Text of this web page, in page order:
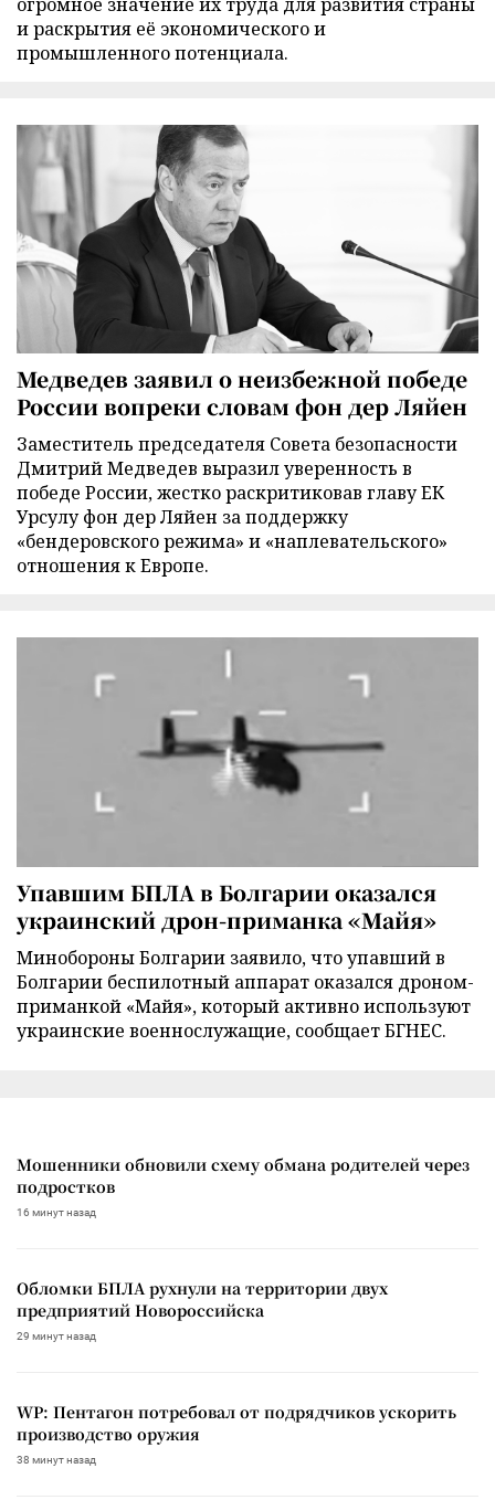
и раскрытия её экономического и
промышленного потенциала.
Медведев заявил о неизбежной победе
России вопреки словам фон дер Ляйен
Заместитель председателя Совета безопасности
Дмитрий Медведев выразил уверенность в
победе России, жестко раскритиковав главу ЕК
Урсулу фон дер Ляйен за поддержку
«бендеровского режима» и «наплевательского»
отношения к Европе.
Упавшим БПЛА в Болгарии оказался
украинский дрон-приманка «Майя»
Минобороны Болгарии заявило, что упавший в
Болгарии беспилотный аппарат оказался дроном-
приманкой «Майя», который активно используют
украинские военнослужащие, сообщает БГНЕС.
Мошенники обновили схему обмана родителей через
подростков
16 минут назад
Обломки БПЛА рухнули на территории двух
предприятий Новороссийска
29 минут назад
WP: Пентагон потребовал от подрядчиков ускорить
производство оружия
38 минут назад